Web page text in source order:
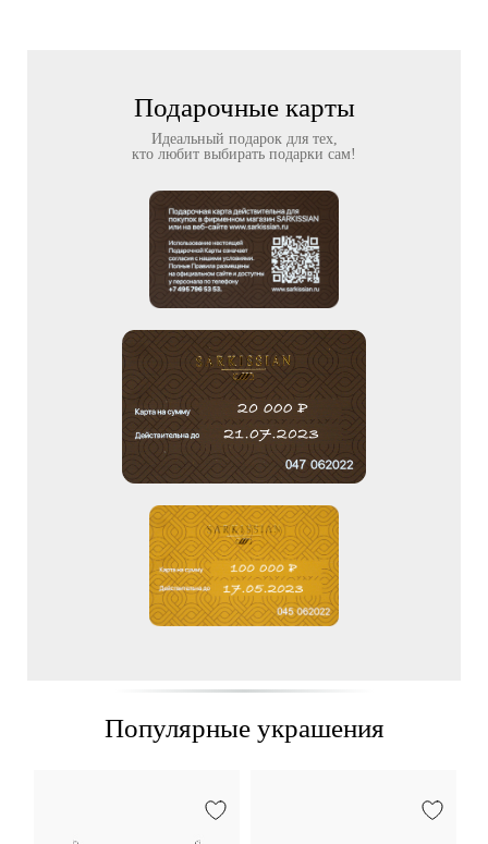
Подарочные карты
Идеальный подарок для тех,
кто любит выбирать подарки сам!
Популярные украшения